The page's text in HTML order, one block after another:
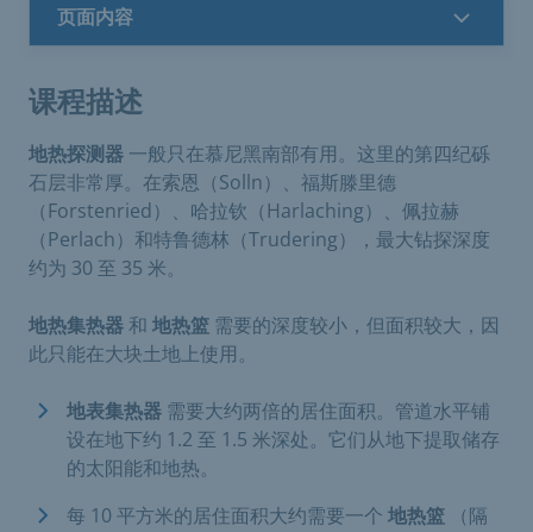
页面内容
课程描述
地热探测器 一般只在慕尼黑南部有用。这里的第四纪砾
石层非常厚。在索恩（Solln）、福斯滕里德
（Forstenried）、哈拉钦（Harlaching）、佩拉赫
（Perlach）和特鲁德林（Trudering），最大钻探深度
约为 30 至 35 米。
地热集热器和 地热篮 需要的深度较小，但面积较大，因
此只能在大块土地上使用。
地表集热器 需要大约两倍的居住面积。管道水平铺
设在地下约 1.2 至 1.5 米深处。它们从地下提取储存
的太阳能和地热。
每 10 平方米的居住面积大约需要一个 地热篮 （隔